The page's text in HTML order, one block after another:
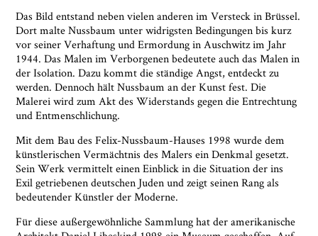
Das Bild entstand neben vielen anderen im Versteck in Brüssel.
Dort malte Nussbaum unter widrigsten Bedingungen bis kurz
vor seiner Verhaftung und Ermordung in Auschwitz im Jahr
1944. Das Malen im Verborgenen bedeutete auch das Malen in
der Isolation. Dazu kommt die ständige Angst, entdeckt zu
werden. Dennoch hält Nussbaum an der Kunst fest. Die
Malerei wird zum Akt des Widerstands gegen die Entrechtung
und Entmenschlichung.
Mit dem Bau des Felix-Nussbaum-Hauses 1998 wurde dem
künstlerischen Vermächtnis des Malers ein Denkmal gesetzt.
Sein Werk vermittelt einen Einblick in die Situation der ins
Exil getriebenen deutschen Juden und zeigt seinen Rang als
bedeutender Künstler der Moderne.
Für diese außergewöhnliche Sammlung hat der amerikanische